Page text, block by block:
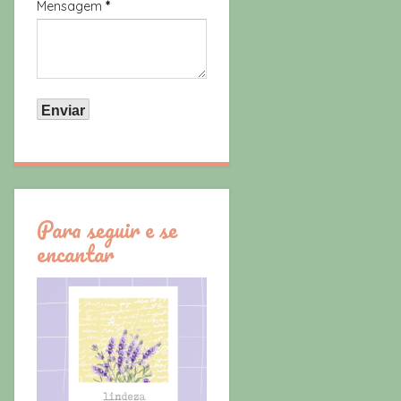
Mensagem *
Para seguir e se
encantar